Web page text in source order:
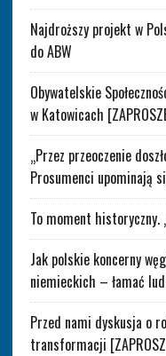
Najdroższy projekt w
do ABW
Obywatelskie
w Katowicach
„Przez przeoczenie
Prosumenci upominają
To moment historyczny.
Jak polskie koncerny
niemieckich – łamać
Przed nami dyskusja o
transformacji